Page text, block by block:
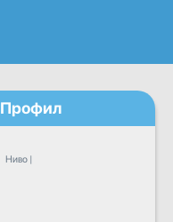
Профил
Ниво |